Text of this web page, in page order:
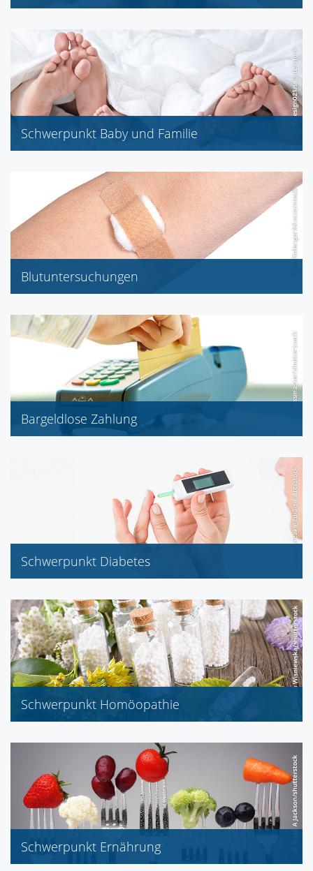
Dermasel (Fette), Dr. Hauschka
Eubos, Eucerin
La Roche-Posay, Olivenölpflege (Medipharma)
Schwerpunkt Baby und Familie
Blutuntersuchungen
Bargeldlose Zahlung
Schwerpunkt Diabetes
Schwerpunkt Homöopathie
Schwerpunkt Ernährung